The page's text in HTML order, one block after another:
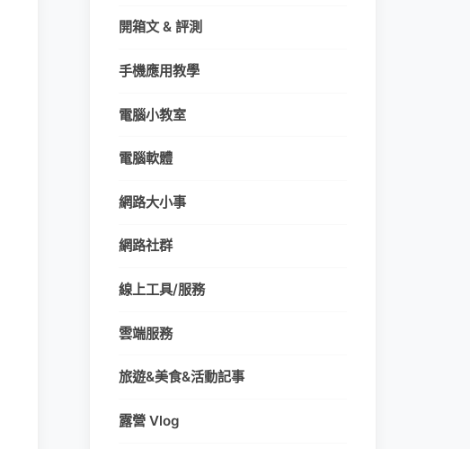
開箱文 & 評測
手機應用教學
電腦小教室
電腦軟體
網路大小事
網路社群
線上工具/服務
雲端服務
旅遊&美食&活動記事
露營 Vlog